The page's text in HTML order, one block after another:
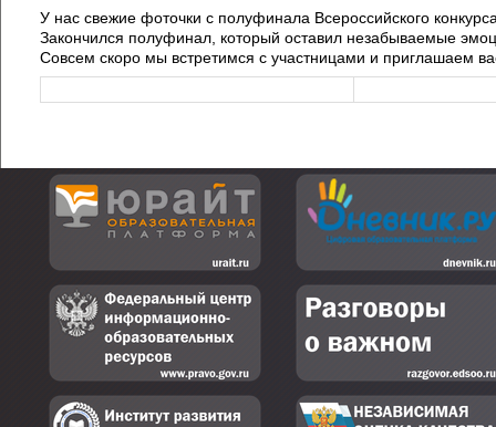
У нас свежие фоточки с полуфинала Всероссийского
Закончился полуфинал, который оставил незабываемые
Совсем скоро мы встретимся с участницами и приглашаем